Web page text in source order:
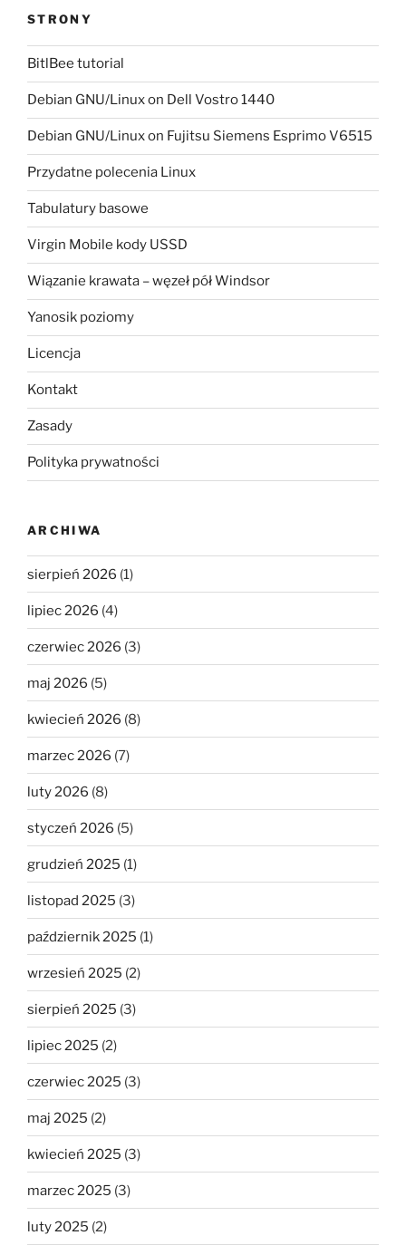
STRONY
BitlBee tutorial
Debian GNU/Linux on Dell Vostro 1440
Debian GNU/Linux on Fujitsu Siemens Esprimo V6515
Przydatne polecenia Linux
Tabulatury basowe
Virgin Mobile kody USSD
Wiązanie krawata – węzeł pół Windsor
Yanosik poziomy
Licencja
Kontakt
Zasady
Polityka prywatności
ARCHIWA
sierpień 2026 (1)
lipiec 2026 (4)
czerwiec 2026 (3)
maj 2026 (5)
kwiecień 2026 (8)
marzec 2026 (7)
luty 2026 (8)
styczeń 2026 (5)
grudzień 2025 (1)
listopad 2025 (3)
październik 2025 (1)
wrzesień 2025 (2)
sierpień 2025 (3)
lipiec 2025 (2)
czerwiec 2025 (3)
maj 2025 (2)
kwiecień 2025 (3)
marzec 2025 (3)
luty 2025 (2)